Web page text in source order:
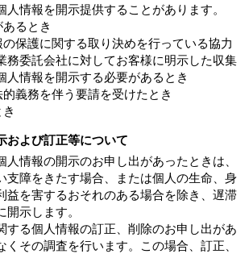
人情報を開示提供することがあります。
るとき
保護に関する取り決めを行っている協力
務委託会社に対してお客様に明示した収集
人情報を開示する必要があるとき
義務を伴う要請を受けたとき
および訂正等について
人情報の開示のお申し出があったときは、
支障をきたす場合、または個人の生命、身
益を害するおそれのある場合を除き、遅滞
開示します。
する個人情報の訂正、削除のお申し出があ
くその調査を行います。この場合、訂正、